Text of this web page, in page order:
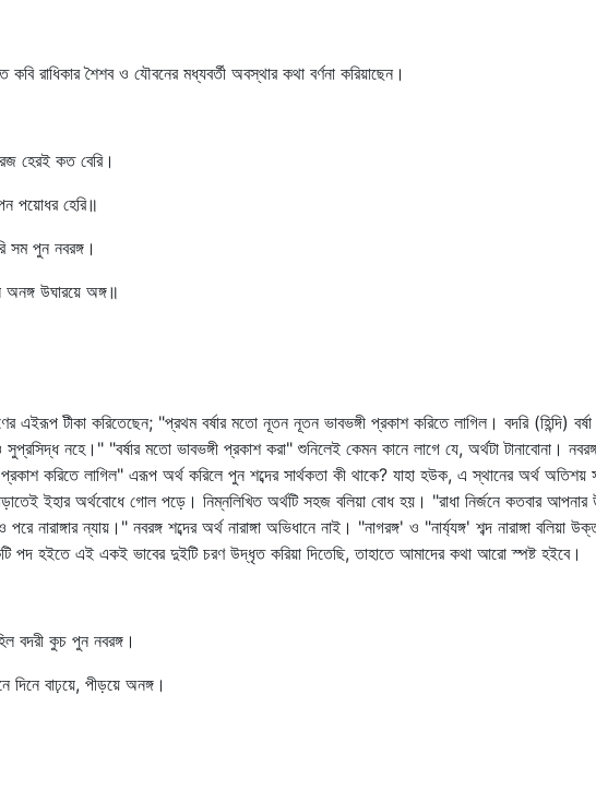
কবি রাধিকার শৈশব ও যৌবনের মধ্যবর্তী অবস্থার কথা বর্ণনা করিয়াছেন।
কত বেরি।
হেরি॥
নবরঙ্গ।
অঙ্গ॥
এইরূপ টীকা করিতেছেন; "প্রথম বর্ষার মতো নূতন নূতন ভাবভঙ্গী প্রকাশ করিতে লাগিল। বদরি (হিন্দি)
সুপ্রসিদ্ধ নহে।" "বর্ষার মতো ভাবভঙ্গী প্রকাশ করা" শুনিলেই কেমন কানে লাগে যে, অর্থটা টানাবোনা।
প্রকাশ করিতে লাগিল" এরূপ অর্থ করিলে পুন শব্দের সার্থকতা কী থাকে? যাহা হউক, এ স্থানের অর্থ
ইহার অর্থবোধে গোল পড়ে। নিম্নলিখিত অর্থটি সহজ বলিয়া বোধ হয়। "রাধা নির্জনে কতবার
নারাঙ্গার ন্যায়।" নবরঙ্গ শব্দের অর্থ নারাঙ্গা অভিধানে নাই। "নাগরঙ্গ' ও "নার্য্যঙ্গ' শব্দ নারাঙ্গা
পদ হইতে এই একই ভাবের দুইটি চরণ উদ্‌ধৃত করিয়া দিতেছি, তাহাতে আমাদের কথা আরো স্পষ্ট হইবে।
পুন নবরঙ্গ।
পীড়য়ে অনঙ্গ।